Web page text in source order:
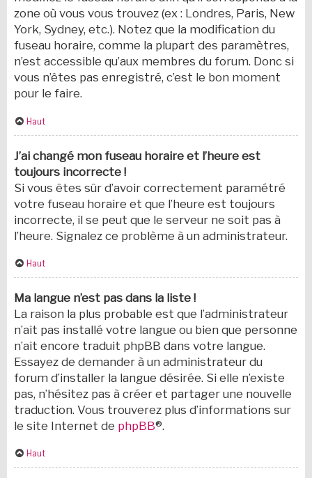
zone où vous vous trouvez (ex : Londres, Paris, New
York, Sydney, etc.). Notez que la modification du
fuseau horaire, comme la plupart des paramètres,
n’est accessible qu’aux membres du forum. Donc si
vous n’êtes pas enregistré, c’est le bon moment
pour le faire.
Haut
J’ai changé mon fuseau horaire et l’heure est
toujours incorrecte !
Si vous êtes sûr d’avoir correctement paramétré
votre fuseau horaire et que l’heure est toujours
incorrecte, il se peut que le serveur ne soit pas à
l’heure. Signalez ce problème à un administrateur.
Haut
Ma langue n’est pas dans la liste !
La raison la plus probable est que l’administrateur
n’ait pas installé votre langue ou bien que personne
n’ait encore traduit phpBB dans votre langue.
Essayez de demander à un administrateur du
forum d’installer la langue désirée. Si elle n’existe
pas, n’hésitez pas à créer et partager une nouvelle
traduction. Vous trouverez plus d’informations sur
le site Internet de phpBB®.
Haut